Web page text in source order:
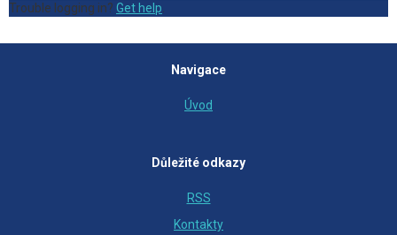
Trouble logging in? Get help
Navigace
Úvod
Důležité odkazy
RSS
Kontakty